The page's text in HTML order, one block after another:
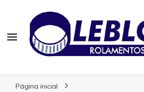
Página inicial